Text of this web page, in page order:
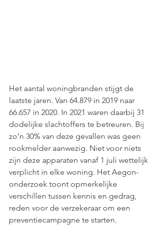
Het aantal woningbranden stijgt de
laatste jaren. Van 64.879 in 2019 naar
66.657 in 2020. In 2021 waren daarbij 31
dodelijke slachtoffers te betreuren. Bij
zo’n 30% van deze gevallen was geen
rookmelder aanwezig. Niet voor niets
zijn deze apparaten vanaf 1 juli wettelijk
verplicht in elke woning. Het Aegon-
onderzoek toont opmerkelijke
verschillen tussen kennis en gedrag,
reden voor de verzekeraar om een
preventiecampagne te starten.